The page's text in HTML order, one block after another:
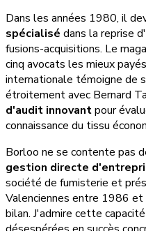
Dans les années 1980, il
spécialisé dans la reprise
fusions-acquisitions. Le
cinq avocats les mieux
internationale témoigne de
étroitement avec Bernard
d'audit innovantpour
connaissance du tissu
Borloo ne se contente pas
gestion directe
société de fumisterie et
Valenciennes entre 1986
bilan. J'admire cette